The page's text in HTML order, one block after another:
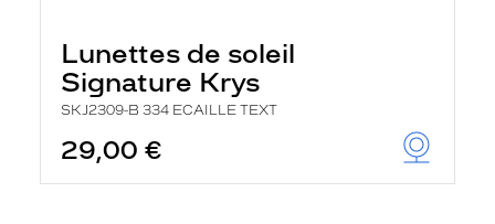
Lunettes de soleil
Signature Krys
SKJ2309-B 334 ECAILLE TEXT
29,00 €